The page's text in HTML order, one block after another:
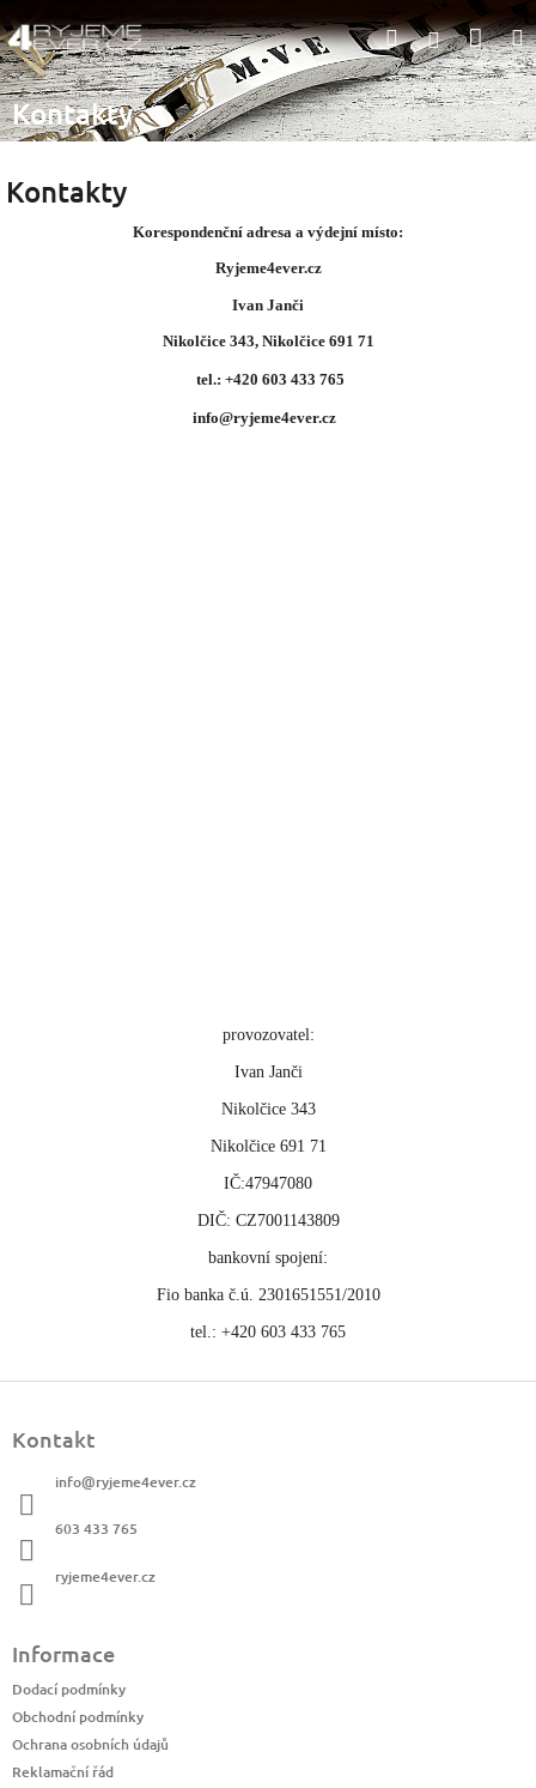
na
obsah
HledatPřihlášení
Kontakty
Kontakty
Korespondenční adresa a výdejní místo:
Ryjeme4ever.cz
Ivan Janči
Nikolčice 343, Nikolčice 691 71
tel.: +420 603 433 765
info@ryjeme4ever.cz
provozovatel:
Ivan Janči
Nikolčice 343
Nikolčice 691 71
IČ:47947080
DIČ: CZ7001143809
bankovní spojení:
Fio banka č.ú. 2301651551/2010
tel.: +420 603 433 765
Kontakt
info@ryjeme4ever.cz
603 433 765
ryjeme4ever.cz
Informace
Dodací podmínky
Obchodní podmínky
Ochrana osobních údajů
Reklamační řád